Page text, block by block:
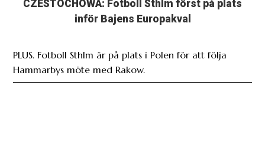
CZESTOCHOWA: Fotboll Sthlm först på plats
inför Bajens Europakval
PLUS. Fotboll Sthlm är på plats i Polen för att följa
Hammarbys möte med Rakow.